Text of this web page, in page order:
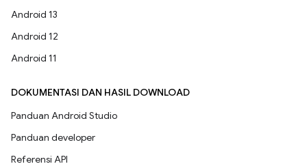
Android 13
Android 12
Android 11
DOKUMENTASI DAN HASIL DOWNLOAD
Panduan Android Studio
Panduan developer
Referensi API